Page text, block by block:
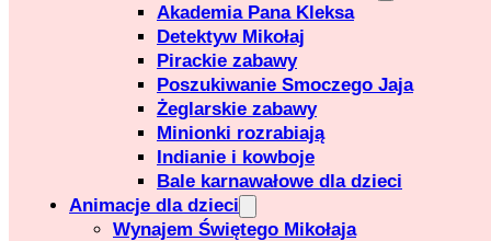
Akademia Pana Kleksa
Detektyw Mikołaj
Pirackie zabawy
Poszukiwanie Smoczego Jaja
Żeglarskie zabawy
Minionki rozrabiają
Indianie i kowboje
Bale karnawałowe dla dzieci
Animacje dla dzieci
Wynajem Świętego Mikołaja